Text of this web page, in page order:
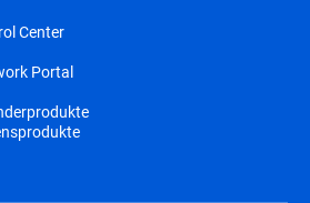
Center
Portal